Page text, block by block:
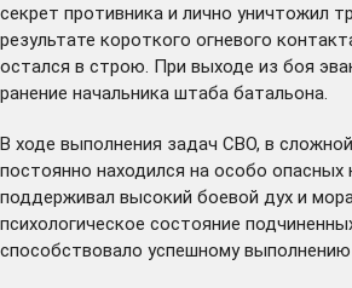
секрет противника и лично уничтожил
результате короткого огневого
остался в строю. При выходе из боя
ранение начальника штаба батальона.
В ходе выполнения задач СВО, в
постоянно находился на особо опасных
поддерживал высокий боевой дух и
психологическое состояние
способствовало успешному